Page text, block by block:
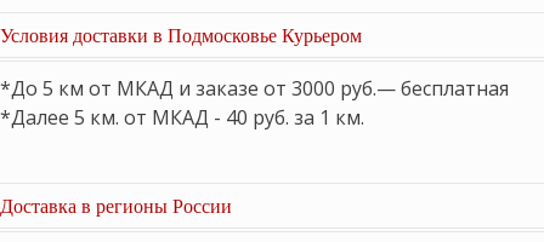
Условия доставки в Подмосковье Курьером
*До 5 км от МКАД и заказе от 3000 руб.— бесплатная
*Далее 5 км. от МКАД - 40 руб. за 1 км.
Доставка в регионы России